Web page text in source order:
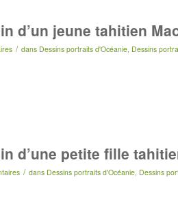
d’un jeune tahitien
/ dans Dessins portraits d'Océanie, Dessins
d’une petite fille
/ dans Dessins portraits d'Océanie, Dessins